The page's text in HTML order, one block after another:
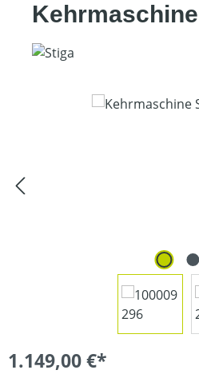
Bildergalerie überspringen
1.149,00 €*